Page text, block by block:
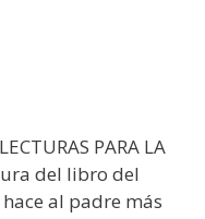
PARA LA
del libro del
al padre más